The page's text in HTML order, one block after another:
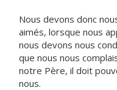
Nous devons donc
aimés, lorsque nous
nous devons nous
que nous nous
notre Père, il doit
nous.